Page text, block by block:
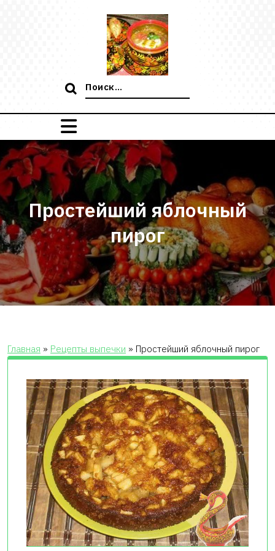
Поиск:
Простейший яблочный
пирог
Главная » Рецепты выпечки » Простейший яблочный пирог